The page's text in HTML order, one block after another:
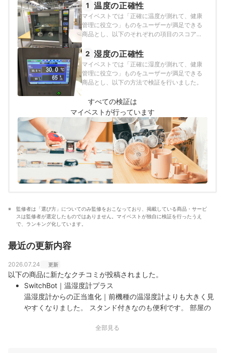
1 温度の正確性
マイベストでは「正確に温度が測れて、健康
管理に役立つ」ものをユーザーが満足できる
商品とし、以下のそれぞれの項目のスコアの
2 湿度の正確性
マイベストでは「正確に湿度が測れて、健康
管理に役立つ」ものをユーザーが満足できる
商品とし、以下の方法で検証を行いました。
すべての検証は
マイベストが行っています
監修者は「選び方」についてのみ監修をおこなっており、掲載している商品・サービ
スは監修者が選定したものではありません。マイベストが独自に検証を行ったうえ
で、ランキング化しています。
最近の更新内容
2026.07.24 更新
以下の商品に新たなクチコミが投稿されました。
SwitchBot｜温湿度計プラス
温湿度計からの正当進化｜前機種の温湿度計よりも大きく見
やすくなりました。 スタンド付きなのも便利です。 部屋の
作等にも役立ちますす。全部見る